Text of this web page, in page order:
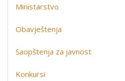
Ministarstvo
Obavještenja
Saopštenja za javnost
Konkursi